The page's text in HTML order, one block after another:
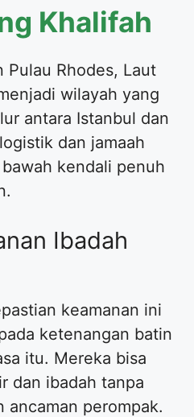
Khalifah
Pulau Rhodes, Laut
wilayah yang
antara Istanbul dan
dan jamaah
kendali penuh
Ibadah
keamanan ini
ketenangan batin
itu. Mereka bisa
dan ibadah tanpa
ancaman perompak.